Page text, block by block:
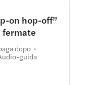
on hop-off”
fermate
dopo
guida